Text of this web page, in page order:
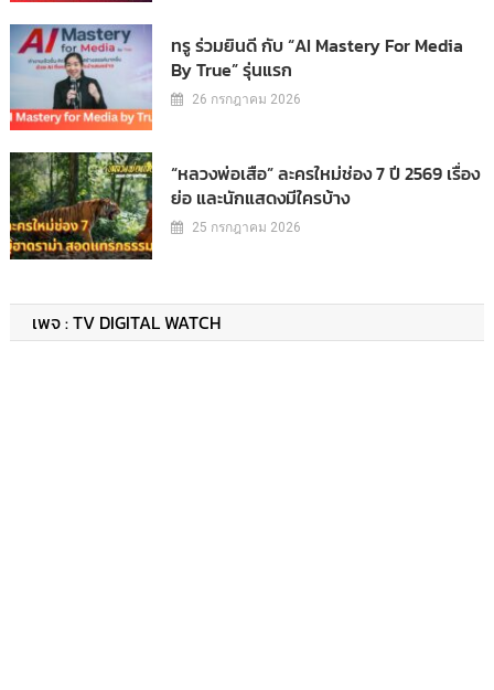
ทรู ร่วมยินดี กับ “AI Mastery For Media
By True” รุ่นแรก
26 กรกฎาคม 2026
“หลวงพ่อเสือ” ละครใหม่ช่อง 7 ปี 2569 เรื่อง
ย่อ และนักแสดงมีใครบ้าง
25 กรกฎาคม 2026
เพจ : TV DIGITAL WATCH